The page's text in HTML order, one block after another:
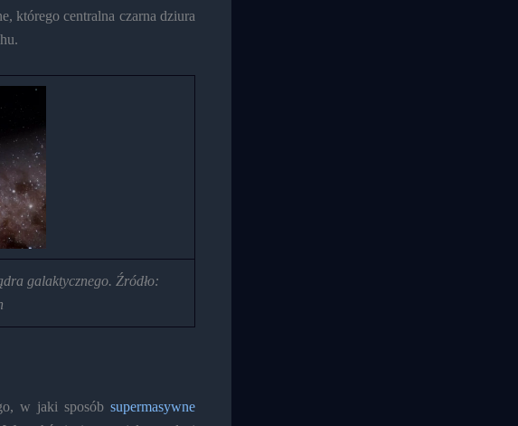
którego centralna czarna dziura
galaktycznego. Źródło:
w jaki sposób supermasywne